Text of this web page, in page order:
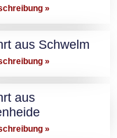
»
aus Schwelm
»
aus
»